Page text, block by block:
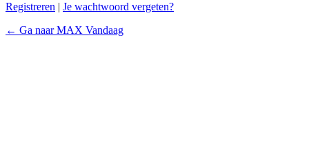
Registreren | Je wachtwoord vergeten?
← Ga naar MAX Vandaag